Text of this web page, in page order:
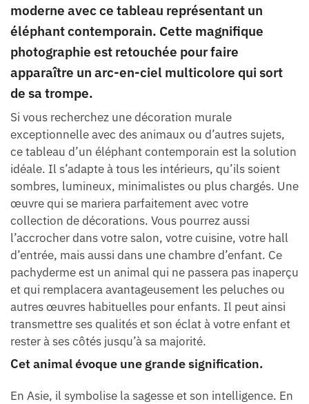
moderne avec ce tableau représentant un
éléphant contemporain. Cette magnifique
photographie est retouchée pour faire
apparaître un arc-en-ciel multicolore qui sort
de sa trompe.
Si vous recherchez une décoration murale
exceptionnelle avec des animaux ou d’autres sujets,
ce tableau d’un éléphant contemporain est la solution
idéale. Il s’adapte à tous les intérieurs, qu’ils soient
sombres, lumineux, minimalistes ou plus chargés. Une
œuvre qui se mariera parfaitement avec votre
collection de décorations. Vous pourrez aussi
l’accrocher dans votre salon, votre cuisine, votre hall
d’entrée, mais aussi dans une chambre d’enfant. Ce
pachyderme est un animal qui ne passera pas inaperçu
et qui remplacera avantageusement les peluches ou
autres œuvres habituelles pour enfants. Il peut ainsi
transmettre ses qualités et son éclat à votre enfant et
rester à ses côtés jusqu’à sa majorité.
Cet animal évoque une grande signification.
En Asie, il symbolise la sagesse et son intelligence. En